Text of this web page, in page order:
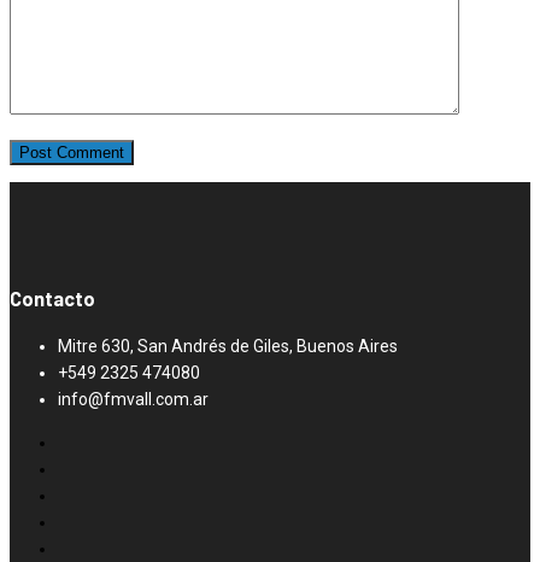
Contacto
Mitre 630, San Andrés de Giles, Buenos Aires
+549 2325 474080
info@fmvall.com.ar